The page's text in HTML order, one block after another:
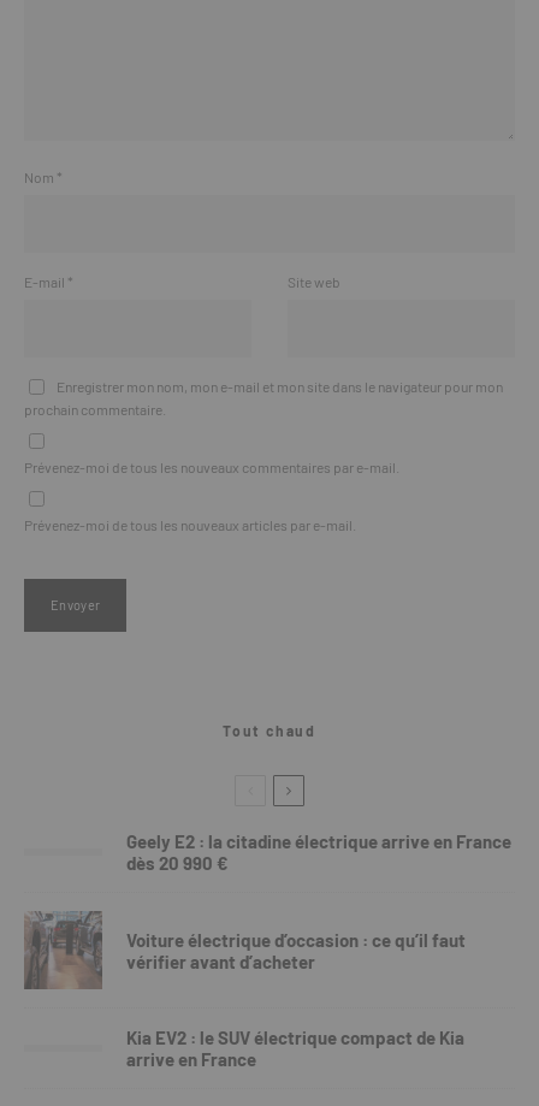
Nom *
E-mail * Site web
Enregistrer mon nom, mon e-mail et mon site dans le navigateur pour mon
prochain commentaire.
Prévenez-moi de tous les nouveaux commentaires par e-mail.
Prévenez-moi de tous les nouveaux articles par e-mail.
Tout chaud
Geely E2 : la citadine électrique arrive en France
dès 20 990 €
Voiture électrique d’occasion : ce qu’il faut
vérifier avant d’acheter
Kia EV2 : le SUV électrique compact de Kia
arrive en France